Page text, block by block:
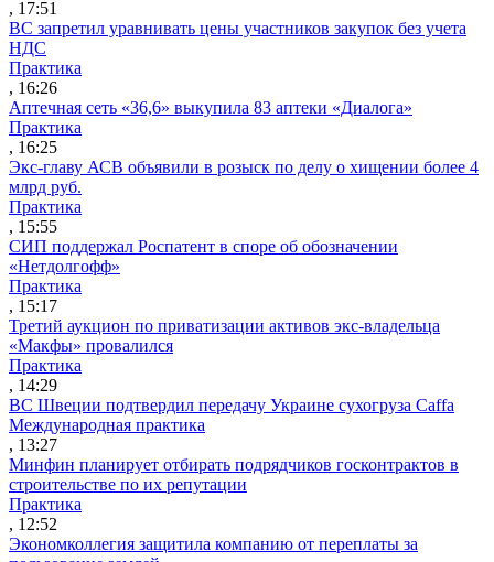
, 17:51
ВС запретил уравнивать цены участников закупок без учета
НДС
Практика
, 16:26
Аптечная сеть «36,6» выкупила 83 аптеки «Диалога»
Практика
, 16:25
Экс-главу АСВ объявили в розыск по делу о хищении более 4
млрд руб.
Практика
, 15:55
СИП поддержал Роспатент в споре об обозначении
«Нетдолгофф»
Практика
, 15:17
Третий аукцион по приватизации активов экс-владельца
«Макфы» провалился
Практика
, 14:29
ВС Швеции подтвердил передачу Украине сухогруза Caffa
Международная практика
, 13:27
Минфин планирует отбирать подрядчиков госконтрактов в
строительстве по их репутации
Практика
, 12:52
Экономколлегия защитила компанию от переплаты за